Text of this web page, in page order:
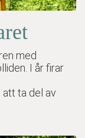
med
I år firar
att ta del av